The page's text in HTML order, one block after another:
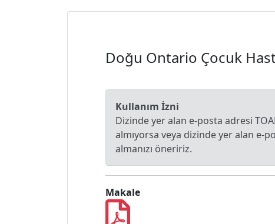
Doğu Ontario Çocuk
Kullanım İzni
Dizinde yer alan e-posta adresi
almıyorsa veya dizinde yer alan e-
almanızı öneririz.
Makale